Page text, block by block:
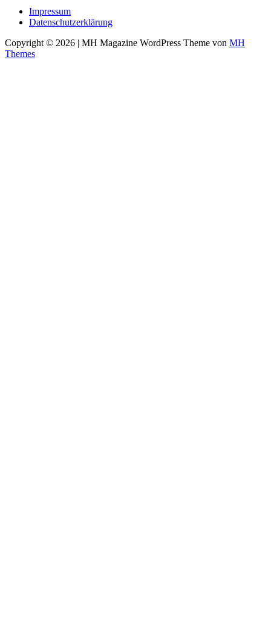
Impressum
Datenschutzerklärung
Copyright © 2026 | MH Magazine WordPress Theme von MH
Themes